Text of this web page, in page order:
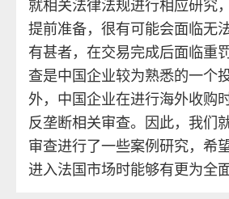
提前准备，很有可能会面临无
有甚者，在交易完成后面临重
查是中国企业较为熟悉的一个
外，中国企业在进行海外收购
反垄断相关审查。因此，我们
审查进行了一些案例研究，希
进入法国市场时能够有更为全